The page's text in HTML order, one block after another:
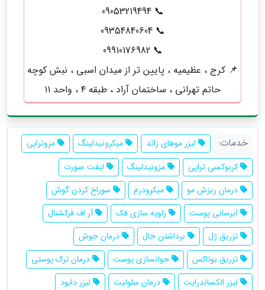
📞 09053219494
📞 09354840604
📞 09910176982
📌 کرج ، عظیمیه ، پایین تر از میدان اسبی ، نبش کوچه
حاتم تهرانی ، ساختمان آراد ، طبقه ۴ ، واحد ۱۱
خدمات: لیزر موهای زائد میکرونیدلینگ
مزوتراپی
کربوکسی تراپی
مزونیدلینگ
لیفت صورت
درمان ریزش مو
میکرودرم
سوراخ کردن گوش
آبرسانی پوست
زاویه سازی فک
آر اف فرکشنال
تزریق ژل
برداشتن خال
درمان جوش
تزریق بوتاکس
جوانسازی پوست
درمان ترک پوستی
لیزر الکساندرایت
درمان سلولیت لیزر دایود